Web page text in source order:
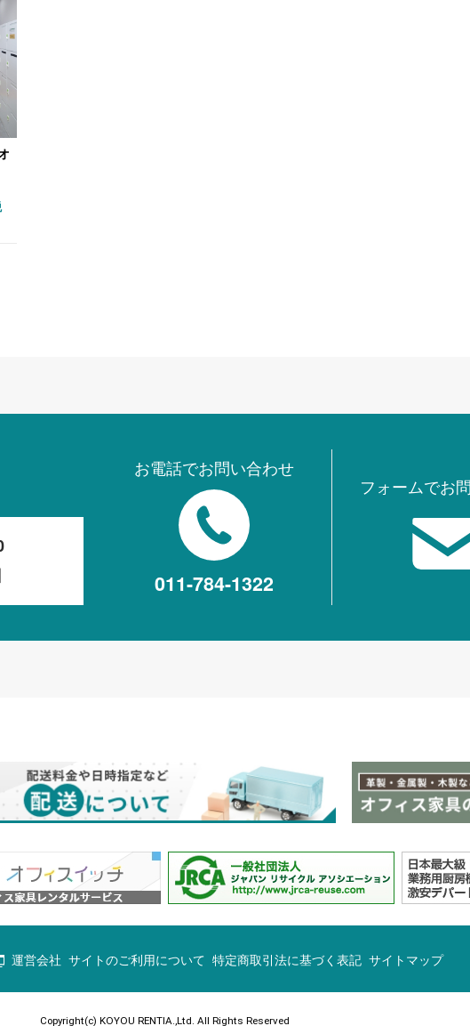
お電話でお問い合わせ
011-784-1322
フォームでお
運営会社 サイトのご利用について 特定商取引法に基づく表記 サイトマップ
Copyright(c) KOYOU RENTIA.,Ltd. All Rights Reserved